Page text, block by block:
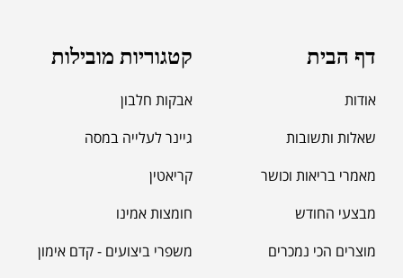
דף הבית
אודות
שאלות ותשובות
מאמרי בריאות וכושר
מבצעי החודש
מוצרים הכי נמכרים
קטגוריות מובילות
אבקות חלבון
גיינר לעלייה במסה
קריאטין
חומצות אמינו
משפרי ביצועים - קדם אימון